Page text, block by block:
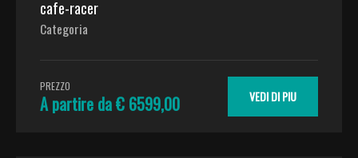
cafe-racer
Categoria
PREZZO
A partire da € 6599,00 VEDI DI PIU